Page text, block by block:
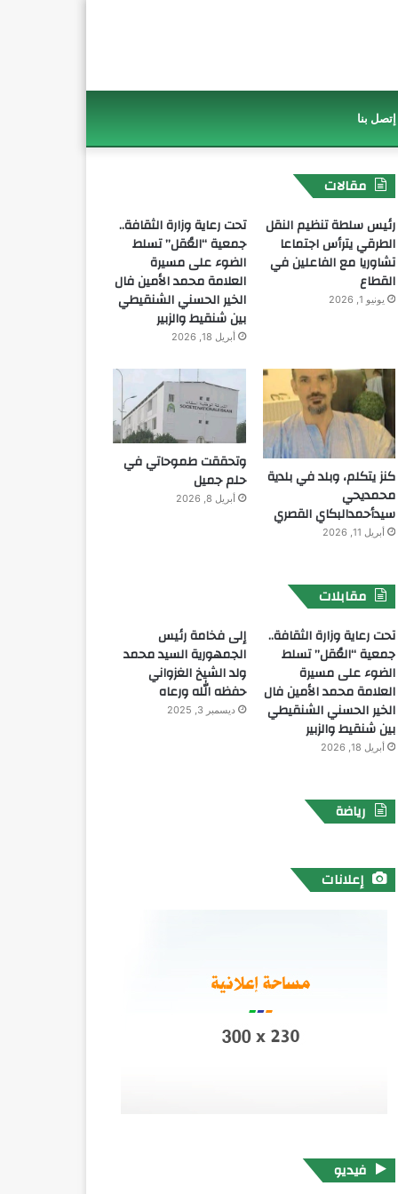
إتصل بنا
مقالات
رئيس سلطة تنظيم النقل
الطرقي يترأس اجتماعا
تشاوريا مع الفاعلين في
القطاع
يونيو 1, 2026
تحت رعاية وزارة الثقافة..
جمعية “العُقل” تسلط
الضوء على مسيرة
العلامة محمد الأمين فال
الخير الحسني الشنقيطي
بين شنقيط والزبير
أبريل 18, 2026
كنز يتكلم، وبلد في بلدية
محمديحي
سيدأحمدالبكاي القصري
أبريل 11, 2026
وتحققت طموحاتي في
حلم جميل
أبريل 8, 2026
مقابلات
تحت رعاية وزارة الثقافة..
جمعية “العُقل” تسلط
الضوء على مسيرة
العلامة محمد الأمين فال
الخير الحسني الشنقيطي
بين شنقيط والزبير
أبريل 18, 2026
إلى فخامة رئيس
الجمهورية السيد محمد
ولد الشيخ الغزواني
حفظه الله ورعاه
ديسمبر 3, 2025
رياضة
إعلانات
فيديو